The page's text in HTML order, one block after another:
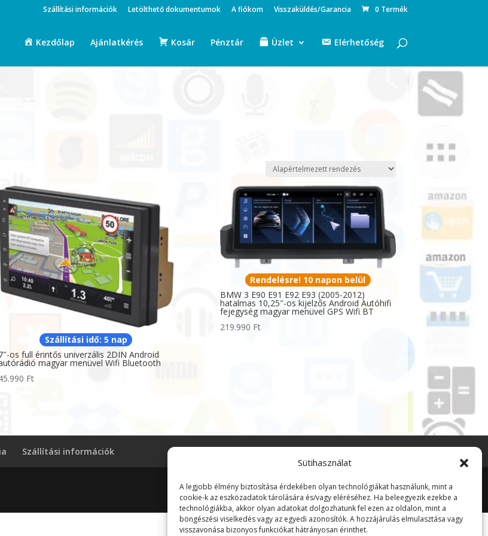
Sütihasználat
A legjobb élmény biztosítása érdekében olyan technológiákat használunk, mint a
cookie-k az eszközadatok tárolására és/vagy eléréséhez. Ha beleegyezik ezekbe a
technológiákba, akkor olyan adatokat dolgozhatunk fel ezen az oldalon, mint a
böngészési viselkedés vagy az egyedi azonosítók. A hozzájárulás elmulasztása vagy
visszavonása bizonyos funkciókat hátrányosan érinthet.
Szállítási információk Letölthető dokumentumok A fiókom Visszaküldés/Garancia 0 Termék
Kezdőlap Ajánlatkérés Kosár Pénztár Üzlet Elérhetőség
Szállítási idő: 5 nap
os full érintős univerzális 2DIN Android
magyar menüvel Wifi Bluetooth
Ft
Rendelésre! 10 napon belül
BMW 3 E90 E91 E92 E93 (2005-2012)
hatalmas 10,25″-os kijelzős Android Autóhifi
fejegység magyar menüvel GPS Wifi BT
219.990 Ft
Szállítási információk